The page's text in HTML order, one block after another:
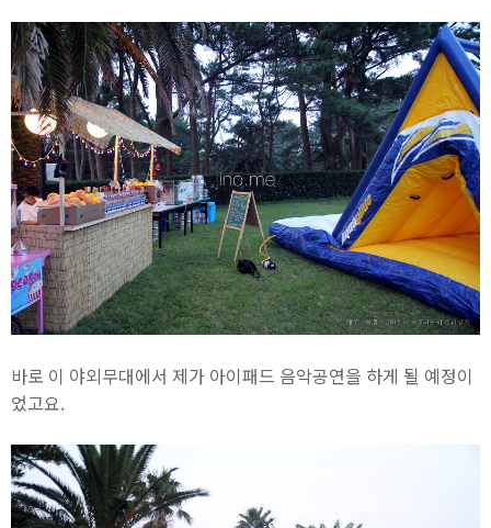
바로 이 야외무대에서 제가 아이패드 음악공연을 하게 될 예정이
었고요.